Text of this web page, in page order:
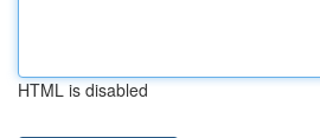
HTML is disabled